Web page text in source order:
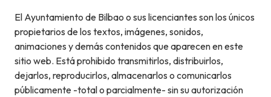
El Ayuntamiento de Bilbao o sus licenciantes son los únicos
propietarios de los textos, imágenes, sonidos,
animaciones y demás contenidos que aparecen en este
sitio web. Está prohibido transmitirlos, distribuirlos,
dejarlos, reproducirlos, almacenarlos o comunicarlos
públicamente -total o parcialmente- sin su autorización